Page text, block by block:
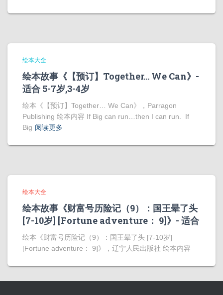
绘本大全
绘本故事《【预订】Together… We Can》-
适合 5-7岁,3-4岁
绘本《【预订】Together… We Can》，Parragon
Publishing 绘本内容 If Big can run…then I can run. If
Big 阅读更多
绘本大全
绘本故事《财富号历险记（9）：国王晕了头
[7-10岁] [Fortune adventure： 9]》- 适合
绘本《财富号历险记（9）：国王晕了头 [7-10岁]
[Fortune adventure： 9]》，辽宁人民出版社 绘本内容